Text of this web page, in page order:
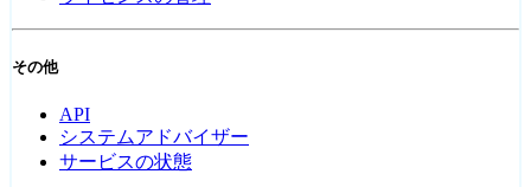
その他
API
システムアドバイザー
サービスの状態